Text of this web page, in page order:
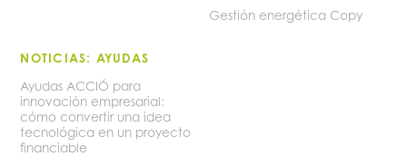
Gestión energética Copy
NOTICIAS: AYUDAS
Ayudas ACCIÓ para
innovación empresarial:
cómo convertir una idea
tecnológica en un proyecto
financiable